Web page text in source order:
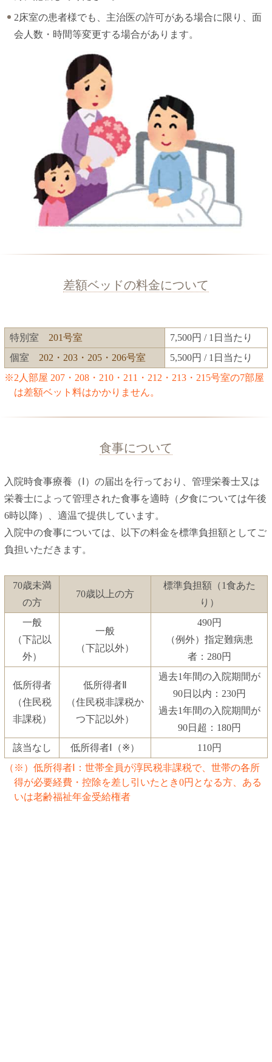
2床室の患者様でも、主治医の許可がある場合に限り、面
会人数・時間等変更する場合があります。
差額ベッドの料金について
特別室 201号室
7,500円 / 1日当たり
個室
202・203・205・206号室
5,500円 / 1日当たり
※2人部屋 207・208・210・211・212・213・215号室の7部屋
は差額ベット料はかかりません。
食事について
入院時食事療養（Ⅰ）の届出を行っており、管理栄養士又は
栄養士によって管理された食事を適時（夕食については午後
6時以降）、適温で提供しています。
入院中の食事については、以下の料金を標準負担額としてご
負担いただきます。
70歳未満
の方
70歳以上の方
標準負担額（1食あた
り）
一般
（下記以
外）
一般
（下記以外）
490円
（例外）指定難病患
者：280円
低所得者
（住民税
非課税）
低所得者Ⅱ
（住民税非課税か
つ下記以外）
過去1年間の入院期間が
90日以内：230円
過去1年間の入院期間が
90日超：180円
該当なし
低所得者Ⅰ（※）
110円
（※）低所得者Ⅰ：世帯全員が淳民税非課税で、世帯の各所
得が必要経費・控除を差し引いたとき0円となる方、ある
いは老齢福祉年金受給権者